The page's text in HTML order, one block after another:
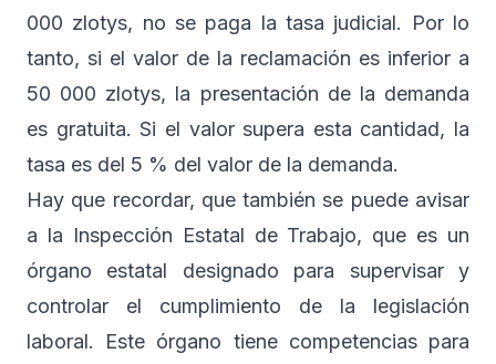
000 zlotys, no se paga la tasa judicial. Por lo
tanto, si el valor de la reclamación es inferior a
50 000 zlotys, la presentación de la demanda
es gratuita. Si el valor supera esta cantidad, la
tasa es del 5 % del valor de la demanda.
Hay que recordar, que también se puede avisar
a la Inspección Estatal de Trabajo, que es un
órgano estatal designado para supervisar y
controlar el cumplimiento de la legislación
laboral. Este órgano tiene competencias para